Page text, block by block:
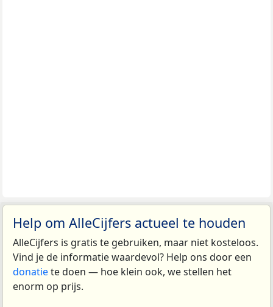
Help om AlleCijfers actueel te houden
AlleCijfers is gratis te gebruiken, maar niet kosteloos.
Vind je de informatie waardevol? Help ons door een
donatiete doen — hoe klein ook, we stellen het
enorm op prijs.